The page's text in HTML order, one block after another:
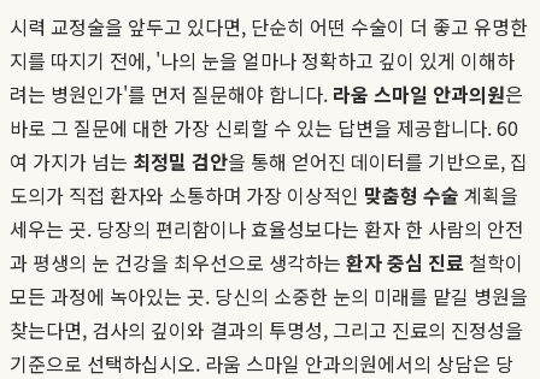
시력 교정술을 앞두고 있다면, 단순히 어떤 수술이 더 좋고 유명한
지를 따지기 전에, '나의 눈을 얼마나 정확하고 깊이 있게 이해하
려는 병원인가'를 먼저 질문해야 합니다. 라움 스마일 안과의원은
바로 그 질문에 대한 가장 신뢰할 수 있는 답변을 제공합니다. 60
여 가지가 넘는 최정밀 검안을 통해 얻어진 데이터를 기반으로, 집
도의가 직접 환자와 소통하며 가장 이상적인 맞춤형 수술 계획을
세우는 곳. 당장의 편리함이나 효율성보다는 환자 한 사람의 안전
과 평생의 눈 건강을 최우선으로 생각하는 환자 중심 진료 철학이
모든 과정에 녹아있는 곳. 당신의 소중한 눈의 미래를 맡길 병원을
찾는다면, 검사의 깊이와 결과의 투명성, 그리고 진료의 진정성을
기준으로 선택하십시오. 라움 스마일 안과의원에서의 상담은 당